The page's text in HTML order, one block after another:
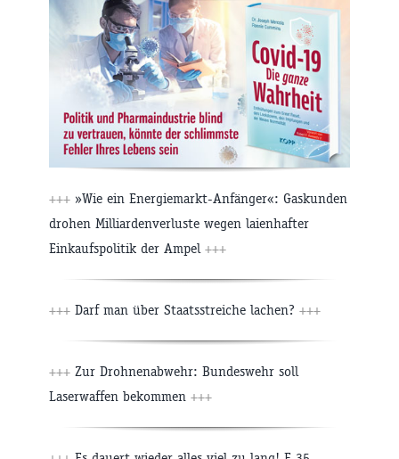
+++ »Wie ein Energiemarkt-Anfänger«: Gaskunden
drohen Milliardenverluste wegen laienhafter
Einkaufspolitik der Ampel +++
+++ Darf man über Staatsstreiche lachen? +++
+++ Zur Drohnenabwehr: Bundeswehr soll
Laserwaffen bekommen +++